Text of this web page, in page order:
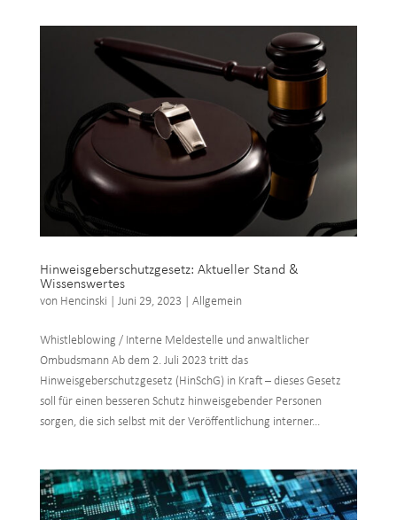
Hinweisgeberschutzgesetz: Aktueller Stand &
Wissenswertes
von Hencinski Juni 29, 2023 Allgemein
Whistleblowing / Interne Meldestelle und anwaltlicher
Ombudsmann Ab dem 2. Juli 2023 tritt das
Hinweisgeberschutzgesetz (HinSchG) in Kraft – dieses Gesetz
soll für einen besseren Schutz hinweisgebender Personen
sorgen, die sich selbst mit der Veröffentlichung interner...